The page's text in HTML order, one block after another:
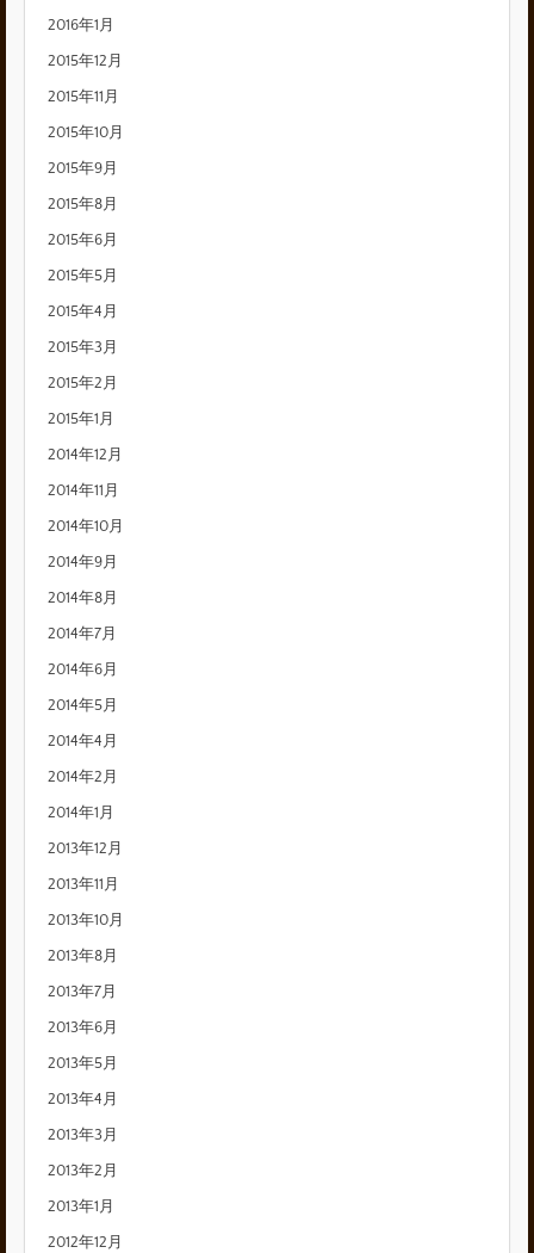
2016年1月
2015年12月
2015年11月
2015年10月
2015年9月
2015年8月
2015年6月
2015年5月
2015年4月
2015年3月
2015年2月
2015年1月
2014年12月
2014年11月
2014年10月
2014年9月
2014年8月
2014年7月
2014年6月
2014年5月
2014年4月
2014年2月
2014年1月
2013年12月
2013年11月
2013年10月
2013年8月
2013年7月
2013年6月
2013年5月
2013年4月
2013年3月
2013年2月
2013年1月
2012年12月